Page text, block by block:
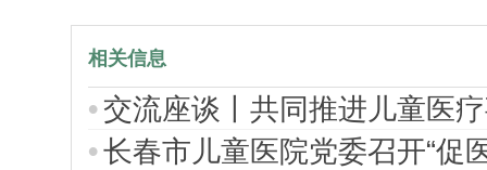
相关信息
交流座谈丨共同推进儿童医
长春市儿童医院党委召开“促